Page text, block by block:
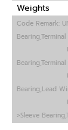
Weights
Code Remark:
Bearing,Lead
>Sleeve